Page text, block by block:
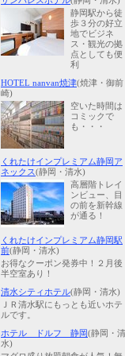
静岡駅から徒
歩３分の好立
地でビジネ
ス・観光の拠
点としても便
利
HOTEL nanvan焼津(焼津・御前
崎)
空いた時間は
コミックで
も・・・
くれたけインプレミアム静岡ア
ネックス(静岡・清水)
高層階トレイ
ンビュー、目
の前を新幹線
が通る！
くれたけインプレミアム静岡駅
前(静岡・清水)
お得なクーポン発券中！２月後
半空室あり！
清水シティホテル(静岡・清水)
ＪＲ清水駅にもっとも近いホテ
ルです。
ホテル ドルフ 静岡(静岡・清
水)